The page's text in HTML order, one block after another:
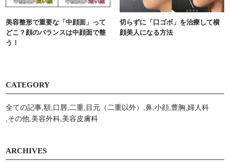
美容整形で重要な「中顔面」って
どこ？顔のバランスは中顔面で整
う！
切らずに「口ゴボ」を治療して横
顔美人になる方法
CATEGORY
全ての記事 額 口唇 二重 目元（二重以外） 鼻 小顔 豊胸 婦人科
その他 美容外科 美容⽪膚科
ARCHIVES